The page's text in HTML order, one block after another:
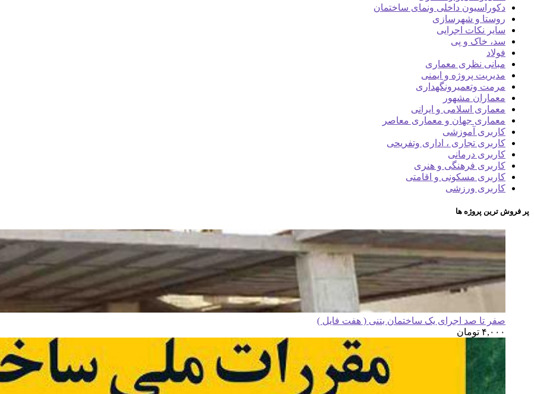
دکوراسیون داخلی ونمای ساختمان
روستا و شهرسازی
سایر نکات اجرایی
سد، خاک و پی
فولاد
مبانی نظری معماری
مدیریت پروژه و ایمنی
مرمت وتعمیرونگهداری
معماران مشهور
معماری اسلامی و ایرانی
معماری جهان و معماری معاصر
کاربری آموزشی
کاربری تجاری ، اداری وتفریحی
کاربری درمانی
کاربری فرهنگی و هنری
کاربری مسکونی و اقامتی
کاربری ورزشی
پر فروش ترین پروژه ها
صفر تا صد اجرای یک ساختمان بتنی ( هفت فایل )
۴,۰۰۰ تومان